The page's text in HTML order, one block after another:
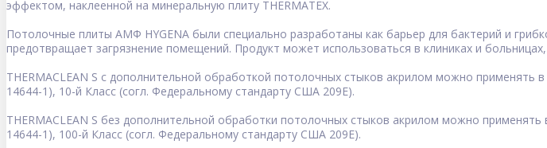
эффектом, наклеенной на минеральную плиту THERMATEX.
Потолочные плиты АМФ HYGENA были специально разработаны как барьер для бактерий и
предотвращает загрязнение помещений. Продукт может использоваться в клиниках и
THERMACLEAN S c дополнительной обработкой потолочных стыков акрилом можно
14644-1), 10-й Класс (согл. Федеральному стандарту США 209Е).
THERMACLEAN S без дополнительной обработки потолочных стыков акрилом можно
14644-1), 100-й Класс (согл. Федеральному стандарту США 209Е).